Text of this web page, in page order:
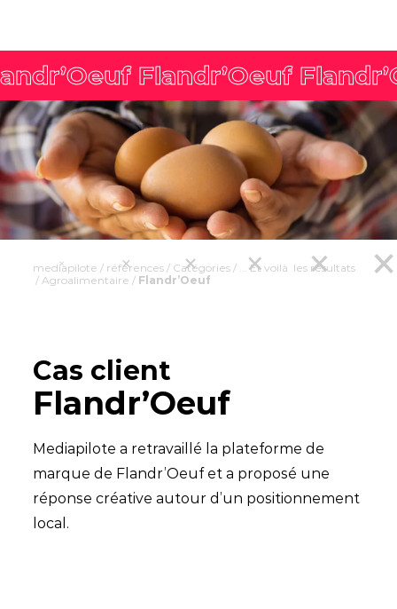
mediapilote / références / Catégories /
... Et voilà les résultats
/ Agroalimentaire / Flandr’Oeuf
Cas client
Flandr’Oeuf
Mediapilote a retravaillé la plateforme de
marque de Flandr’Oeuf et a proposé une
réponse créative autour d’un positionnement
local.